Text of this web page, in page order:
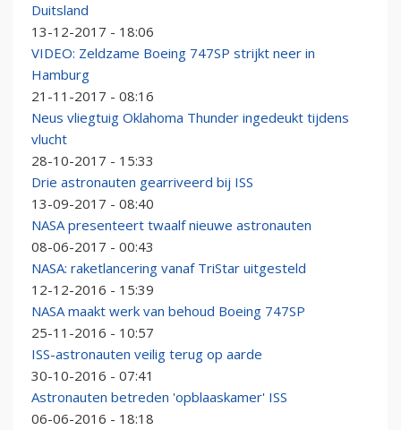
Duitsland
13-12-2017 - 18:06
VIDEO: Zeldzame Boeing 747SP strijkt neer in
Hamburg
21-11-2017 - 08:16
Neus vliegtuig Oklahoma Thunder ingedeukt tijdens
vlucht
28-10-2017 - 15:33
Drie astronauten gearriveerd bij ISS
13-09-2017 - 08:40
NASA presenteert twaalf nieuwe astronauten
08-06-2017 - 00:43
NASA: raketlancering vanaf TriStar uitgesteld
12-12-2016 - 15:39
NASA maakt werk van behoud Boeing 747SP
25-11-2016 - 10:57
ISS-astronauten veilig terug op aarde
30-10-2016 - 07:41
Astronauten betreden 'opblaaskamer' ISS
06-06-2016 - 18:18